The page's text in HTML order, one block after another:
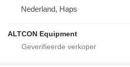
Nederland, Haps
ALTCON Equipment